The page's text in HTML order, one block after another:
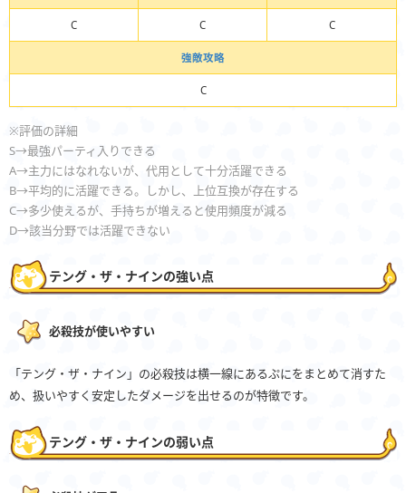
C C C
強敵攻略
C
※評価の詳細
S→最強パーティ入りできる
A→主力にはなれないが、代用として十分活躍できる
B→平均的に活躍できる。しかし、上位互換が存在する
C→多少使えるが、手持ちが増えると使用頻度が減る
D→該当分野では活躍できない
テング・ザ・ナインの強い点
必殺技が使いやすい
「テング・ザ・ナイン」の必殺技は横一線にあるぷにをまとめて消すた
め、扱いやすく安定したダメージを出せるのが特徴です。
テング・ザ・ナインの弱い点